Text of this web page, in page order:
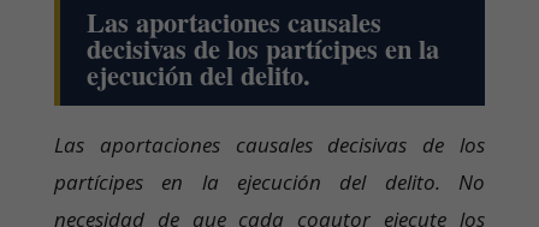
Las aportaciones causales
decisivas de los partícipes en la
ejecución del delito.
Las aportaciones causales decisivas de los
partícipes en la ejecución del delito. No
necesidad de que cada coautor ejecute los